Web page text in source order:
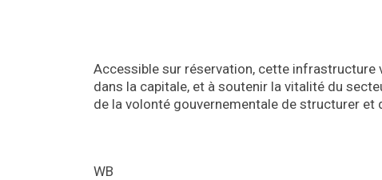
Accessible sur réservation, cette infrastructure
dans la capitale, et à soutenir la vitalité du
de la volonté gouvernementale de structurer et
WB